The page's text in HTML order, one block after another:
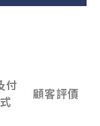
付
顧客評價